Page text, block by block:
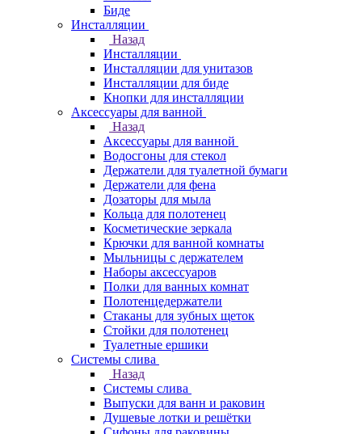
Биде
Инсталляции
Назад
Инсталляции
Инсталляции для унитазов
Инсталляции для биде
Кнопки для инсталляции
Аксессуары для ванной
Назад
Аксессуары для ванной
Водосгоны для стекол
Держатели для туалетной бумаги
Держатели для фена
Дозаторы для мыла
Кольца для полотенец
Косметические зеркала
Крючки для ванной комнаты
Мыльницы с держателем
Наборы аксессуаров
Полки для ванных комнат
Полотенцедержатели
Стаканы для зубных щеток
Стойки для полотенец
Туалетные ершики
Системы слива
Назад
Системы слива
Выпуски для ванн и раковин
Душевые лотки и решётки